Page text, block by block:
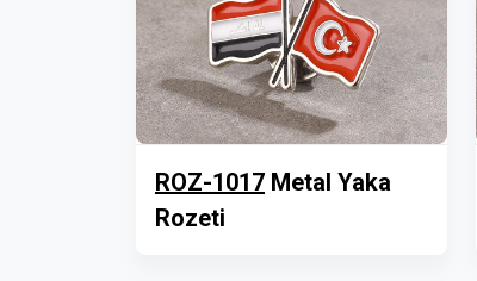
ROZ-1017 Metal Yaka
Rozeti